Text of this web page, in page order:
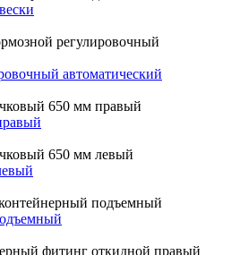
автоматический